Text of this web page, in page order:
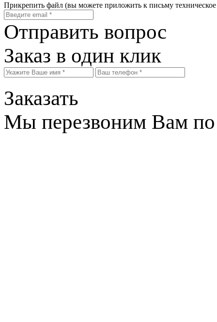
Прикрепить файл (вы можете приложить к письму
Отправить вопрос
Заказ в один клик
Заказать
Мы перезвоним Вам по